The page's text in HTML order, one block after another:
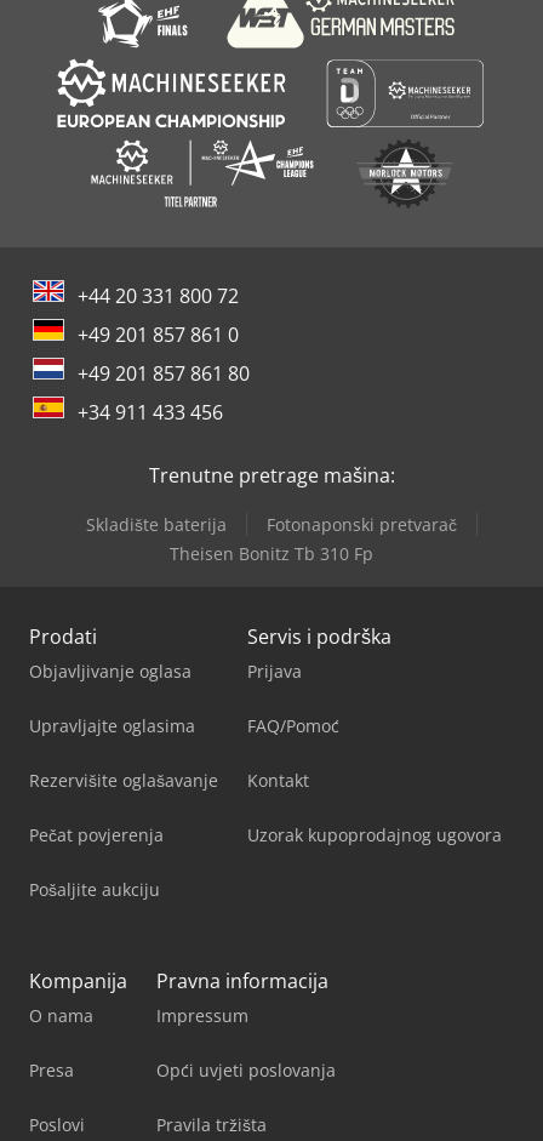
+44 20 331 800 72
+49 201 857 861 0
+49 201 857 861 80
+34 911 433 456
Trenutne pretrage mašina:
Skladište baterija
Fotonaponski pretvarač
Theisen Bonitz Tb 310 Fp
Prodati
Objavljivanje oglasa
Upravljajte oglasima
Rezervišite oglašavanje
Pečat povjerenja
Pošaljite aukciju
Servis i podrška
Prijava
FAQ/Pomoć
Kontakt
Uzorak kupoprodajnog ugovora
Kompanija
O nama
Presa
Poslovi
Pravna informacija
Impressum
Opći uvjeti poslovanja
Pravila tržišta